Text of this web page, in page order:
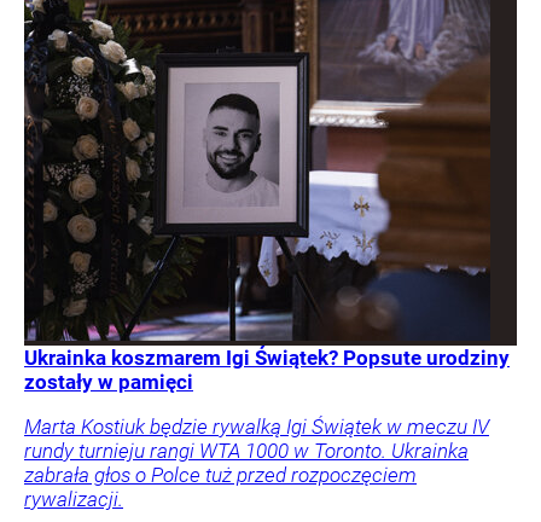
Ukrainka koszmarem Igi Świątek? Popsute urodziny
zostały w pamięci
Marta Kostiuk będzie rywalką Igi Świątek w meczu IV
rundy turnieju rangi WTA 1000 w Toronto. Ukrainka
zabrała głos o Polce tuż przed rozpoczęciem
rywalizacji.